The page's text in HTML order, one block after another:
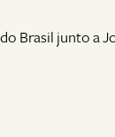
Brasil junto a